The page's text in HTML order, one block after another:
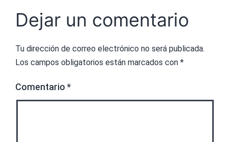
Dejar un comentario
Tu dirección de correo electrónico no será publicada.
Los campos obligatorios están marcados con *
Comentario *